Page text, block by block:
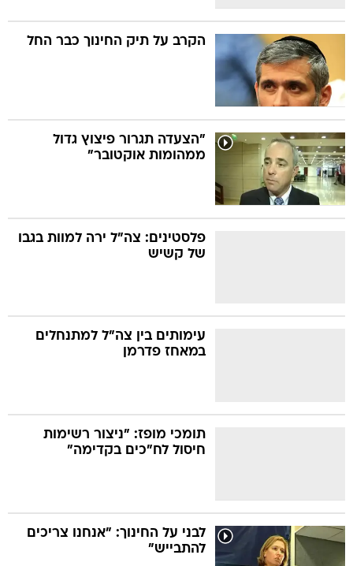
הקרב על תיק החינוך כבר החל
"הצעדה תגרור פיצוץ גדול
ממהומות אוקטובר"
פלסטינים: צה"ל ירה למוות בגבו
של קשיש
עימותים בין צה"ל למתנחלים
במאחז פדרמן
תומכי מופז: "ניצור רשימות
חיסול לח"כים בקדימה"
לבני על החינוך: "אנחנו צריכים
להתבייש"